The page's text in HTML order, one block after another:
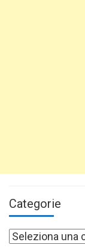
Categorie
Categorie